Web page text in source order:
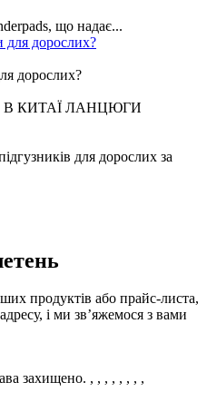
що надає...
дорослих?
В КИТАЇ ЛАНЦЮГИ
для дорослих за
продуктів або прайс-листа,
і ми зв’яжемося з вами
захищено. , , , , , , , ,